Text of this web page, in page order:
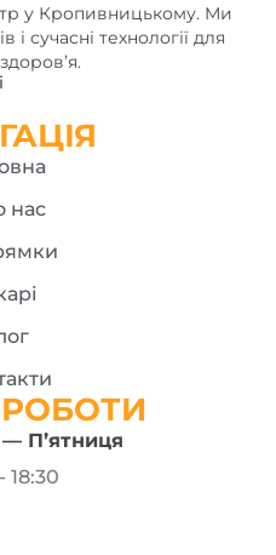
у Кропивницькому. Ми
і сучасні технології для
нас
РОБОТИ
П’ятниця
18:30